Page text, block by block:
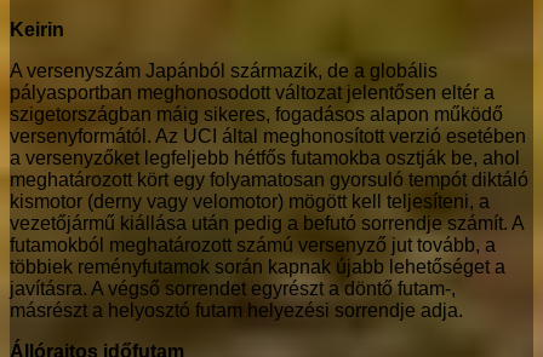
Keirin
A versenyszám Japánból származik, de a globális
pályasportban meghonosodott változat jelentősen eltér a
szigetországban máig sikeres, fogadásos alapon működő
versenyformától. Az UCI által meghonosított verzió esetében
a versenyzőket legfeljebb hétfős futamokba osztják be, ahol
meghatározott kört egy folyamatosan gyorsuló tempót diktáló
kismotor (derny vagy velomotor) mögött kell teljesíteni, a
vezetőjármű kiállása után pedig a befutó sorrendje számít. A
futamokból meghatározott számú versenyző jut tovább, a
többiek reményfutamok során kapnak újabb lehetőséget a
javításra. A végső sorrendet egyrészt a döntő futam-,
másrészt a helyosztó futam helyezési sorrendje adja.
Állórajtos időfutam